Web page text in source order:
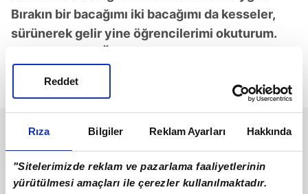
Rıza Bilgiler Reklam Ayarları Hakkında
"Sitelerimizde reklam ve pazarlama faaliyetlerinin
yürütülmesi amaçları ile çerezler kullanılmaktadır.
Reddet
Bırakın bir bacağımı iki bacağımı da kesseler,
sürünerek gelir yine öğrencilerimi okuturum.